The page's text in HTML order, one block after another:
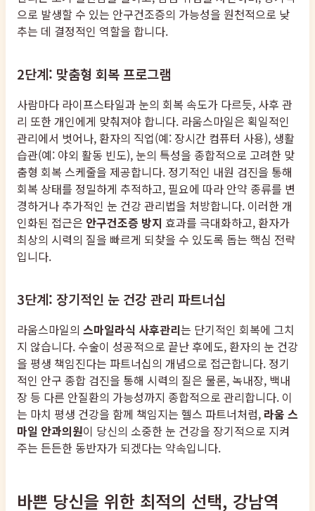
으로 발생할 수 있는 안구건조증의 가능성을 원천적으로 낮
추는 데 결정적인 역할을 합니다.
2단계: 맞춤형 회복 프로그램
사람마다 라이프스타일과 눈의 회복 속도가 다르듯, 사후 관
리 또한 개인에게 맞춰져야 합니다. 라움스마일은 획일적인
관리에서 벗어나, 환자의 직업(예: 장시간 컴퓨터 사용), 생활
습관(예: 야외 활동 빈도), 눈의 특성을 종합적으로 고려한 맞
춤형 회복 스케줄을 제공합니다. 정기적인 내원 검진을 통해
회복 상태를 정밀하게 추적하고, 필요에 따라 안약 종류를 변
경하거나 추가적인 눈 건강 관리법을 처방합니다. 이러한 개
인화된 접근은 안구건조증 방지 효과를 극대화하고, 환자가
최상의 시력의 질을 빠르게 되찾을 수 있도록 돕는 핵심 전략
입니다.
3단계: 장기적인 눈 건강 관리 파트너십
라움스마일의 스마일라식 사후관리는 단기적인 회복에 그치
지 않습니다. 수술이 성공적으로 끝난 후에도, 환자의 눈 건강
을 평생 책임진다는 파트너십의 개념으로 접근합니다. 정기
적인 안구 종합 검진을 통해 시력의 질은 물론, 녹내장, 백내
장 등 다른 안질환의 가능성까지 종합적으로 관리합니다. 이
는 마치 평생 건강을 함께 책임지는 헬스 파트너처럼, 라움 스
마일 안과의원이 당신의 소중한 눈 건강을 장기적으로 지켜
주는 든든한 동반자가 되겠다는 약속입니다.
바쁜 당신을 위한 최적의 선택, 강남역